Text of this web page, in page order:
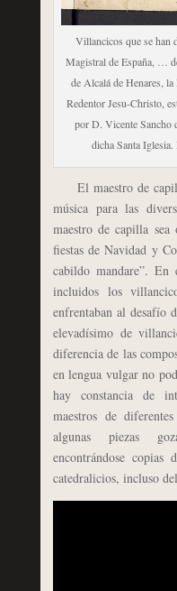
Villancicos que se han
Magistral de España, …
de Alcalá de Henares,
Redentor Jesu-Christo,
por D. Vicente Sancho
dicha Santa
El maestro de
música para las
maestro de capilla
fiestas de Navidad y
cabildo mandare”. En
incluidos los
enfrentaban al desafío
elevadísimo de
diferencia de las
en lengua vulgar no
hay constancia de
maestros de
algunas piezas
encontrándose
catedralicios, incluso